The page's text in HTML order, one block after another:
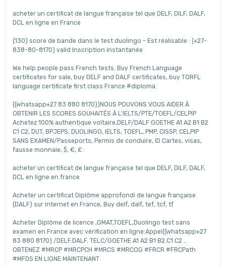
acheter un certificat de langue française tel que DELF, DILF, DALF,
DCL en ligne en France
(130) score de bande dans le test duolingo - Est réalisable : (+27-
838-80-8170) valid Inscription instantanée
We help people pass French tests. Buy French Language
certificates for sale, buy DELF and DALF certificates, buy TORFL
language certificate first class France #diploma.
((whatsapp+27 83 880 8170))NOUS POUVONS VOUS AIDER À
OBTENIR LES SCORES SOUHAITÉS À L'IELTS/PTE/TOEFL/CELPIP
Achetez 100% authentique voltaire,DELF/DALF GOETHE A1 A2 B1 B2
C1 C2, DUT, BPJEPS, DUOLINGO, IELTS, TOEFL, PMP, CISSP, CELPIP
SANS EXAMEN/Passeports, Permis de conduire, ID Cartes, visas,
fausse monnaie, $, €, £ :
acheter un certificat de langue française tel que DELF, DILF, DALF,
DCL en ligne en france
Acheter un certificat Diplôme approfondi de langue française
(DALF) sur internet en France, Buy delf, dalf, tef, tcf, tf
Acheter Diplôme de licence ,GMAT,TOEFL,Duolingo test sans
examen en France avec vérification en ligne:Appel((whatsapp+27
83 880 8170) /DELF.DALF. TELC/GOETHE A1 A2 B1 B2 C1 C2 ..
OBTENEZ #MRCP #MRCPCH #MRCS #MRCOG #FRCR #FRCPath
#MFDS EN LIGNE MAINTENANT